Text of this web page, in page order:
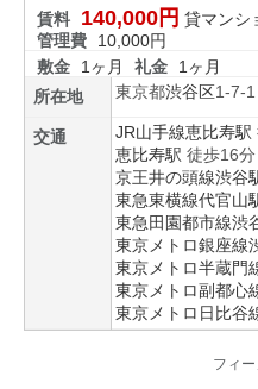
賃料
140,000円 貸マンシ
管理費
10,000円
敷金
1ヶ月 礼金
1ヶ月
所在地
東京都渋谷区1-7-1
交通 JR山手線恵比寿駅
恵比寿駅 徒歩16分
京王井の頭線渋谷
東急東横線代官山
東急田園都市線渋
東京メトロ銀座線
東京メトロ半蔵門
東京メトロ副都心
東京メトロ日比谷